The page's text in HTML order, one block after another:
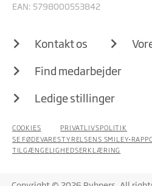
EAN: 5798000553842
Kontakt os
Find medarbejder
Ledige stillinger
COOKIES
PRIVATLIVSPOLITIK
SE FØDEVARESTYRELSENS SMILEY-
TILGÆNGELIGHEDSERKLÆRING